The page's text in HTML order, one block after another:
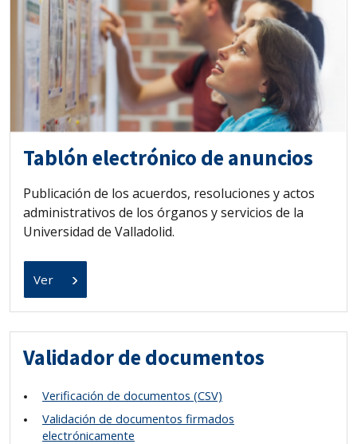
Tablón electrónico de anuncios
Publicación de los acuerdos, resoluciones y actos
administrativos de los órganos y servicios de la
Universidad de Valladolid.
Ver
Validador de documentos
Verificación de documentos (CSV)
Validación de documentos firmados
electrónicamente